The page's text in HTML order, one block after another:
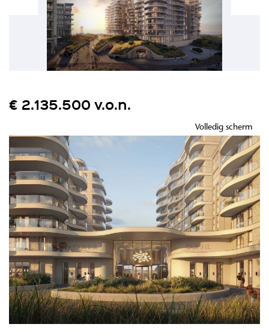
€ 2.135.500 v.o.n.
Volledig scherm